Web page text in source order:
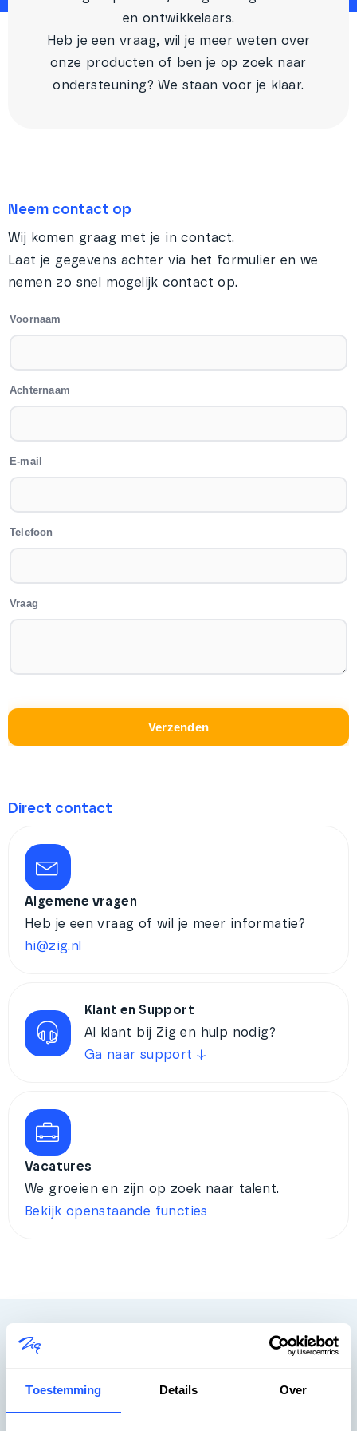
Toestemming Details Over
en ontwikkelaars.
Heb je een vraag, wil je meer weten over
onze producten of ben je op zoek naar
ondersteuning? We staan voor je klaar.
Neem contact op
Wij komen graag met je in contact.
Laat je gegevens achter via het formulier en we
nemen zo snel mogelijk contact op.
Direct contact
Algemene vragen
Heb je een vraag of wil je meer informatie?
hi@zig.nl
Klant en Support
Al klant bij Zig en hulp nodig?
Ga naar support ↓
Vacatures
We groeien en zijn op zoek naar talent.
Bekijk openstaande functies